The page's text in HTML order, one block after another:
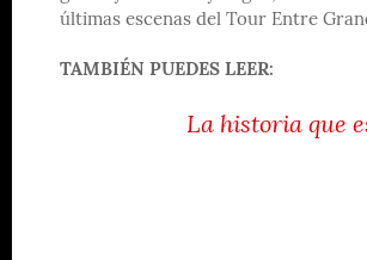
últimas escenas del Tour Entre
TAMBIÉN PUEDES LEER:
La historia que